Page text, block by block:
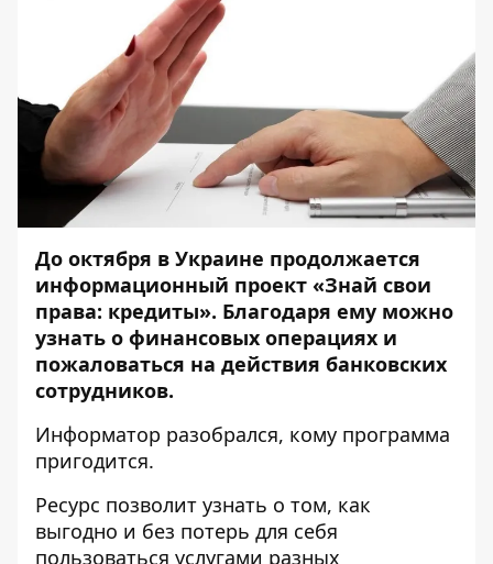
До октября в Украине продолжается
информационный проект «Знай свои
права: кредиты». Благодаря ему можно
узнать о финансовых операциях и
пожаловаться на действия банковских
сотрудников.
Информатор разобрался, кому программа
пригодится.
Ресурс позволит узнать о том, как
выгодно и без потерь для себя
пользоваться услугами разных